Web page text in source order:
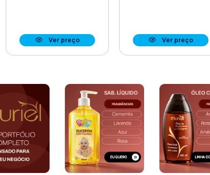
Ver preço Ver preço